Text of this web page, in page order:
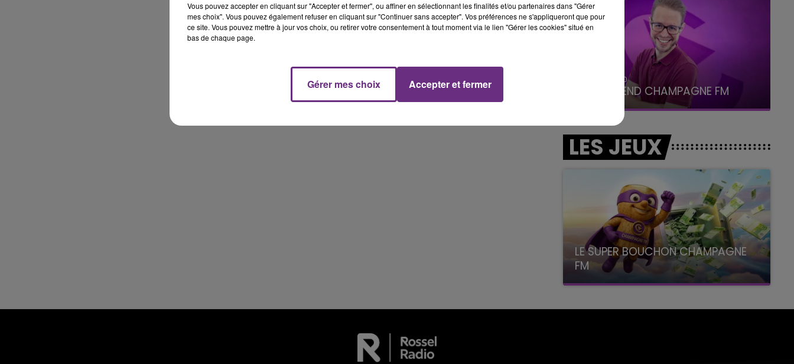
16h00 - 20h00
LE WEEK-END CHAMPAGNE FM LE WEEK-END CHAMPAGNE FM
LES JEUX
LE SUPER BOUCHON CHAMPAGNE
FM
avec La Famille Champagne FM, à 8H10
Vous pouvez accepter en cliquant sur "Accepter et fermer", ou affiner en sélectionnant les finalités et/ou partenaires dans "Gérer
mes choix". Vous pouvez également refuser en cliquant sur "Continuer sans accepter". Vos préférences ne s'appliqueront que pour
ce site. Vous pouvez mettre à jour vos choix, ou retirer votre consentement à tout moment via le lien "Gérer les cookies" situé en
bas de chaque page.
Gérer mes choix Accepter et fermer